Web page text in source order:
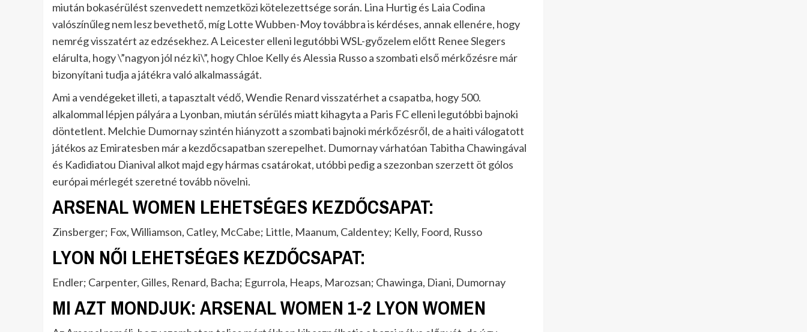
miután bokasérülést szenvedett nemzetközi kötelezettsége során. Lina Hurtig és Laia Codina
valószínűleg nem lesz bevethető, míg Lotte Wubben-Moy továbbra is kérdéses, annak ellenére, hogy
nemrég visszatért az edzésekhez. A Leicester elleni legutóbbi WSL-győzelem előtt Renee Slegers
elárulta, hogy \”nagyon jól néz ki\”, hogy Chloe Kelly és Alessia Russo a szombati első mérkőzésre már
bizonyítani tudja a játékra való alkalmasságát.
Ami a vendégeket illeti, a tapasztalt védő, Wendie Renard visszatérhet a csapatba, hogy 500.
alkalommal lépjen pályára a Lyonban, miután sérülés miatt kihagyta a Paris FC elleni legutóbbi bajnoki
döntetlent. Melchie Dumornay szintén hiányzott a szombati bajnoki mérkőzésről, de a haiti válogatott
játékos az Emiratesben már a kezdőcsapatban szerepelhet. Dumornay várhatóan Tabitha Chawingával
és Kadidiatou Dianival alkot majd egy hármas csatárokat, utóbbi pedig a szezonban szerzett öt gólos
európai mérlegét szeretné tovább növelni.
ARSENAL WOMEN LEHETSÉGES KEZDŐCSAPAT:
Zinsberger; Fox, Williamson, Catley, McCabe; Little, Maanum, Caldentey; Kelly, Foord, Russo
LYON NŐI LEHETSÉGES KEZDŐCSAPAT:
Endler; Carpenter, Gilles, Renard, Bacha; Egurrola, Heaps, Marozsan; Chawinga, Diani, Dumornay
MI AZT MONDJUK: ARSENAL WOMEN 1-2 LYON WOMEN